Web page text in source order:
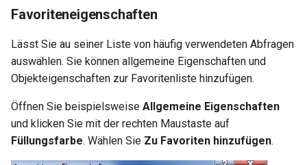
Favoriteneigenschaften
Lässt Sie au seiner Liste von häufig verwendeten Abfragen
auswählen. Sie können allgemeine Eigenschaften und
Objekteigenschaften zur Favoritenliste hinzufügen.
Öffnen Sie beispielsweise Allgemeine Eigenschaften
und klicken Sie mit der rechten Maustaste auf
Füllungsfarbe. Wählen Sie Zu Favoriten hinzufügen.